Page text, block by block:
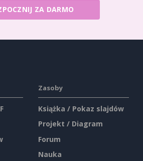
ZA DARMO
Zasoby
Książka / Pokaz slajdów
Projekt / Diagram
Forum
Nauka